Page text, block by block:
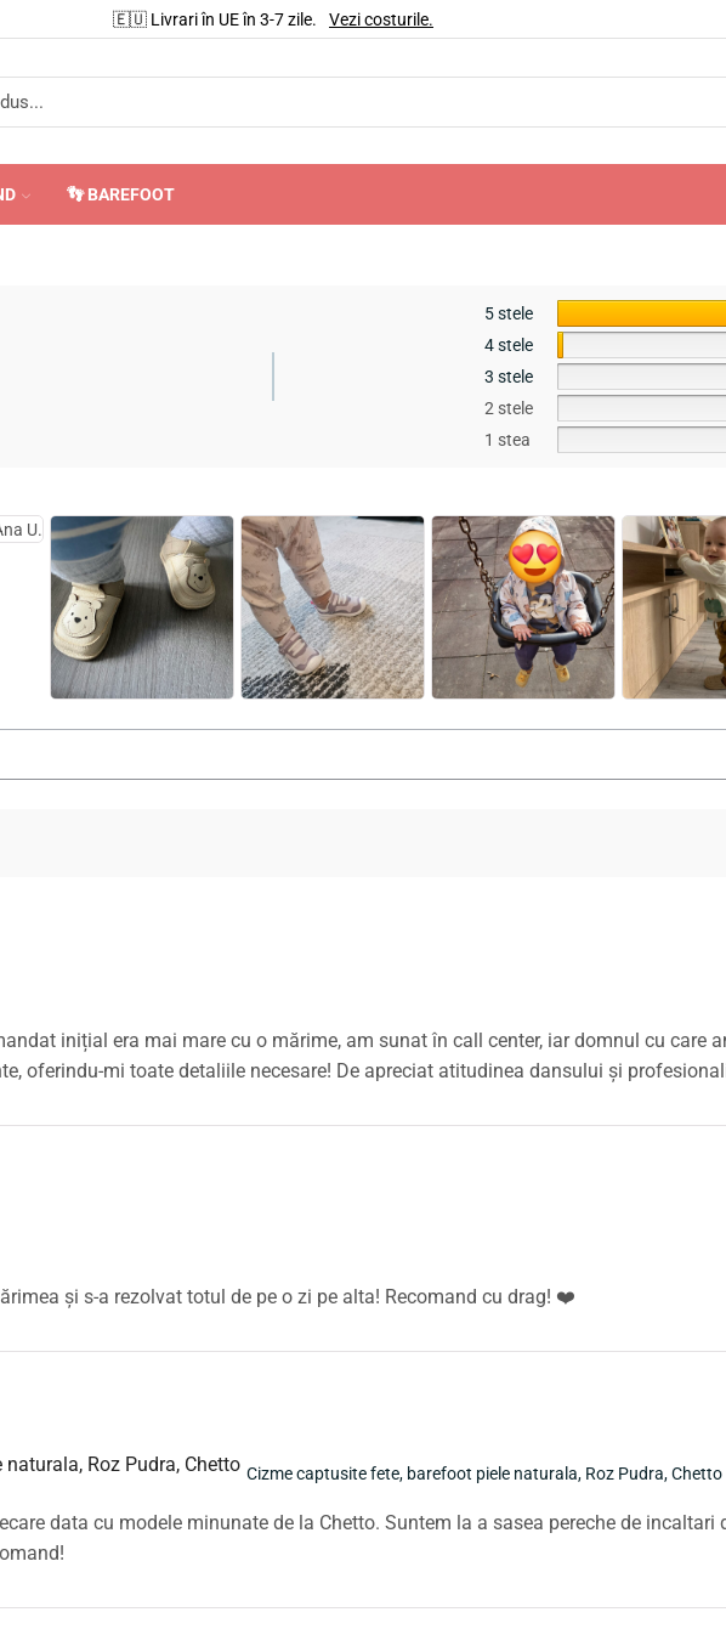
🇪🇺 Livrari în UE în 3-7 zile. Vezi costurile.
👣 BAREFOOT
5 stele
4 stele
3 stele
2 stele
1 stea
inițial era mai mare cu o mărime, am sunat în call center, iar domnul cu care
oferindu-mi toate detaliile necesare! De apreciat atitudinea dansului și
și s-a rezolvat totul de pe o zi pe alta! Recomand cu drag! ❤️
Cizme captusite fete, barefoot piele naturala, Roz Pudra, Chetto
data cu modele minunate de la Chetto. Suntem la a sasea pereche de